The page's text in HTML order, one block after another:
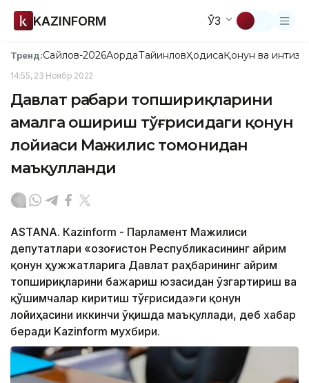
KAZINFORM ЎЗ
Тренд:Сайлов-2026АқордаТайинловҲодисаҚонун ва
14:55, 23 Ноябр 2022
Давлат раҳбари топшириқларини
амалга ошириш тўғрисидаги қонун
лойиҳаси Мажилис томонидан
маъқулланди
ASTANA. Кazinform - Парламент Мажилиси
депутатлари «Қозоғистон Республикасининг айрим
қонун ҳужжатларига Давлат раҳбарининг айрим
топшириқларини бажариш юзасидан ўзгартириш ва
қўшимчалар киритиш тўғрисида»ги қонун
лойиҳасини иккинчи ўқишда маъқуллади, деб хабар
беради Kazinform мухбири.